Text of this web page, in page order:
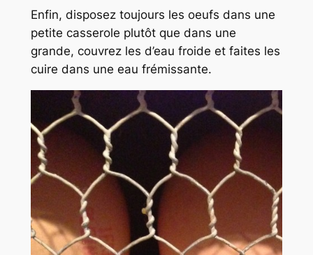
Enfin, disposez toujours les oeufs dans une
petite casserole plutôt que dans une
grande, couvrez les d’eau froide et faites les
cuire dans une eau frémissante.